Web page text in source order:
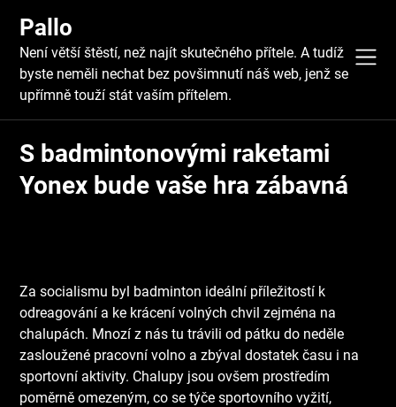
content
Pallo
Není větší štěstí, než najít skutečného přítele. A tudíž
byste neměli nechat bez povšimnutí náš web, jenž se
upřímně touží stát vaším přítelem.
S badmintonovými raketami
Yonex bude vaše hra zábavná
Za socialismu byl badminton ideální příležitostí k
odreagování a ke krácení volných chvil zejména na
chalupách. Mnozí z nás tu trávili od pátku do neděle
zasloužené pracovní volno a zbýval dostatek času i na
sportovní aktivity. Chalupy jsou ovšem prostředím
poměrně omezeným, co se týče sportovního vyžití,